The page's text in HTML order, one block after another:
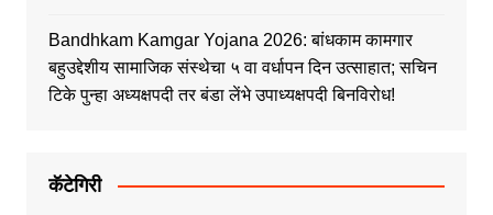
Bandhkam Kamgar Yojana 2026: बांधकाम कामगार
बहुउद्देशीय सामाजिक संस्थेचा ५ वा वर्धापन दिन उत्साहात; सचिन
टिके पुन्हा अध्यक्षपदी तर बंडा लेंभे उपाध्यक्षपदी बिनविरोध!
कॅटेगिरी